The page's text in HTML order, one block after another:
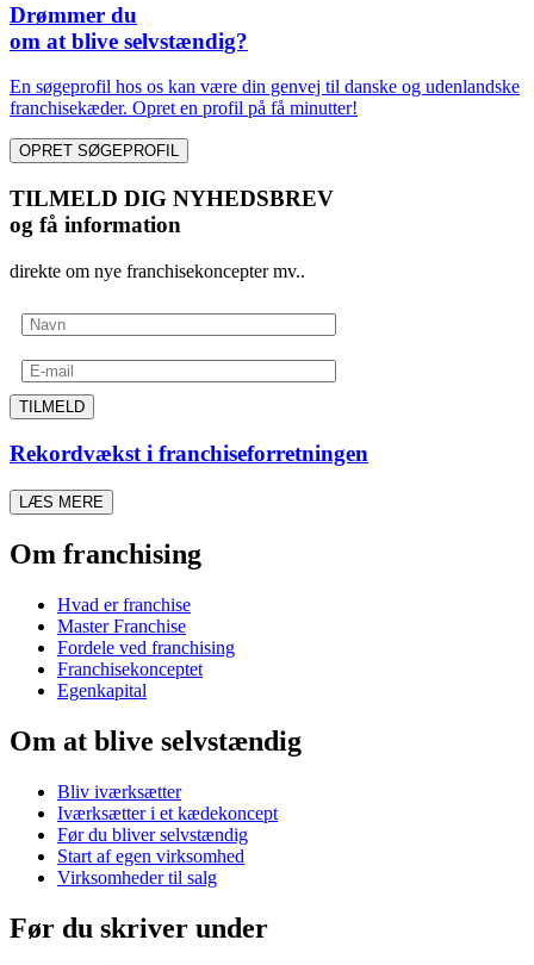
Drømmer du
om at blive selvstændig?
En søgeprofil hos os kan være din genvej til danske og udenlandske
franchisekæder. Opret en profil på få minutter!
OPRET SØGEPROFIL
TILMELD DIG NYHEDSBREV
og få information
direkte om nye franchisekoncepter mv..
TILMELD
Rekordvækst i franchiseforretningen
LÆS MERE
Om franchising
Hvad er franchise
Master Franchise
Fordele ved franchising
Franchisekonceptet
Egenkapital
Om at blive selvstændig
Bliv iværksætter
Iværksætter i et kædekoncept
Før du bliver selvstændig
Start af egen virksomhed
Virksomheder til salg
Før du skriver under